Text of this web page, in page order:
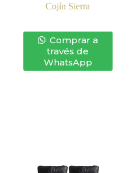
Cojín Sierra
Comprar a
través de
WhatsApp